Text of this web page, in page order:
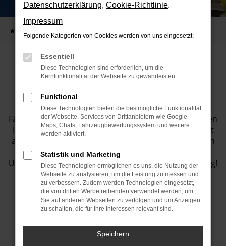
Fahrzeugbestand
Entdecken Sie eine Vielzahl von top
Fahrzeugangeboten in unserem Showroom! Wir bieten
Ihnen eine große Auswahl an Fahrzeugen, die perfekt
auf Ihre Bedürfnisse abgestimmt sind. Lassen Sie sich
inspirieren und finden Sie Ihr Traumauto bei uns.
Unser Team steht Ihnen jederzeit gerne zur Verfügung!
Fehler: Network Error
Beim Laden ist ein Fehler aufgetreten.
Datenschutzerklärung, Cookie-Richtlinie.
Impressum
Folgende Kategorien von Cookies werden von uns eingesetzt:
Essentiell
Diese Technologien sind erforderlich, um die
Kernfunktionalität der Webseite zu gewährleisten.
Funktional
Diese Technologien bieten die bestmögliche Funktionalität
der Webseite. Services von Drittanbietern wie Google
Maps, Chats, Fahrzeugbewertungssystem und weitere
werden aktiviert.
Statistik und Marketing
Diese Technologien ermöglichen es uns, die Nutzung der
Webseite zu analysieren, um die Leistung zu messen und
zu verbessern. Zudem werden Technologien eingesetzt,
die von dritten Werbetreibenden verwendet werden, um
Sie auf anderen Webseiten zu verfolgen und um Anzeigen
zu schalten, die für Ihre Interessen relevant sind.
Speichern